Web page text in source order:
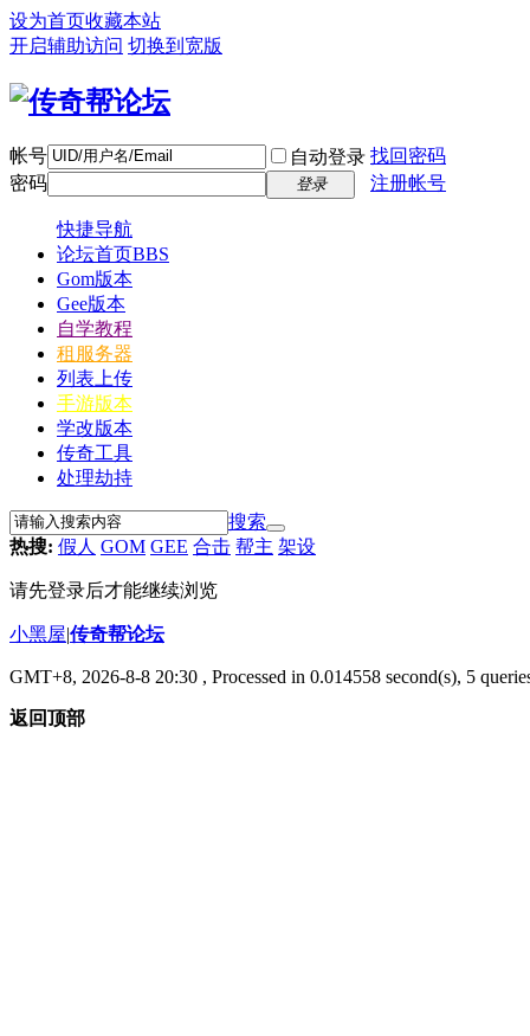
设为首页收藏本站
开启辅助访问 切换到宽版
帐号 自动登录 找回密码
密码
登录 注册帐号
快捷导航
论坛首页BBS
Gom版本
Gee版本
自学教程
租服务器
列表上传
手游版本
学改版本
传奇工具
处理劫持
搜索
热搜: 假人 GOM GEE 合击 帮主 架设
请先登录后才能继续浏览
小黑屋|传奇帮论坛
GMT+8, 2026-8-8 20:30 , Processed in 0.014558 second(s), 5
返回顶部